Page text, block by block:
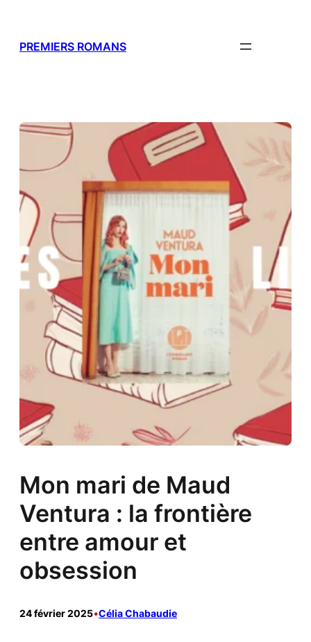
contenu
PREMIERS ROMANS
Mon mari de Maud
Ventura : la frontière
entre amour et
obsession
24 février 2025•Célia Chabaudie